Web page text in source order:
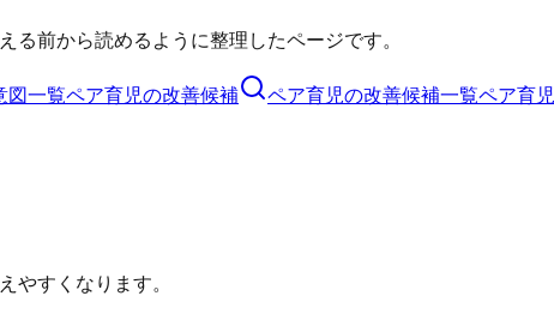
前から読めるように整理したページです。
図一覧ペア育児の改善候補 ペア育児の改善候補一覧ペア育児
やすくなります。